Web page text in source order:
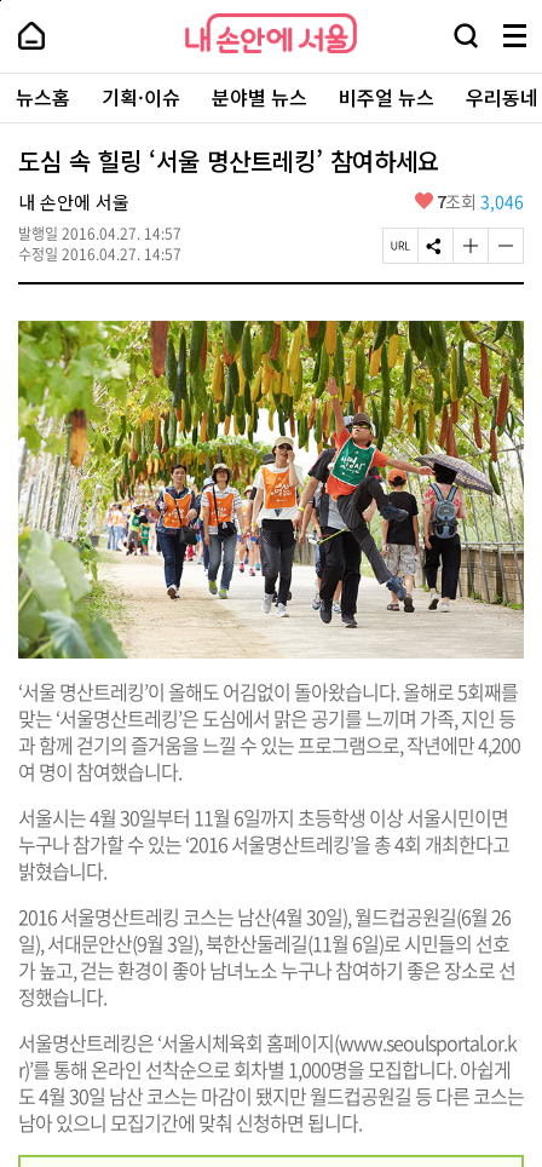
본
로
가
내
손
안
에
서
울
-
서
울
시
대
표
소
포
털
내
손
에
울
검
창
열
기
메
뉴
전
체
보
주
요
서
뉴스홈 기획·이슈 분야별 뉴스 비주얼 뉴스 우리동
도심 속 힐링 ‘서울 명산트레킹’ 참여하세요
내 손안에 서울
발행일 2016.04.27. 14:57
수정일 2016.04.27. 14:57
좋
요
7조회 3,046
페
이
U
R
L
복
사
S
N
공
유
하
기
글
자
기
크
게
변
경
하
기
글
자
기
작
게
변
경
하
기
‘서울 명산트레킹’이 올해도 어김없이 돌아왔습니다. 올해로 5회째를
맞는 ‘서울명산트레킹’은 도심에서 맑은 공기를 느끼며 가족, 지인 등
과 함께 걷기의 즐거움을 느낄 수 있는 프로그램으로, 작년에만 4,200
여 명이 참여했습니다.
서울시는 4월 30일부터 11월 6일까지 초등학생 이상 서울시민이면
누구나 참가할 수 있는 ‘2016 서울명산트레킹’을 총 4회 개최한다고
밝혔습니다.
2016 서울명산트레킹 코스는 남산(4월 30일), 월드컵공원길(6월 26
일), 서대문안산(9월 3일), 북한산둘레길(11월 6일)로 시민들의 선호
가 높고, 걷는 환경이 좋아 남녀노소 누구나 참여하기 좋은 장소로 선
정했습니다.
서울명산트레킹은 ‘서울시체육회 홈페이지(www.seoulsportal.or.k
r)’를 통해 온라인 선착순으로 회차별 1,000명을 모집합니다. 아쉽게
도 4월 30일 남산 코스는 마감이 됐지만 월드컵공원길 등 다른 코스는
남아 있으니 모집기간에 맞춰 신청하면 됩니다.
페
상
단
로